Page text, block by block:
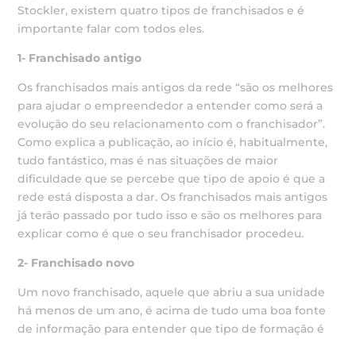
Stockler, existem quatro tipos de franchisados e é
importante falar com todos eles.
1- Franchisado antigo
Os franchisados mais antigos da rede “são os melhores
para ajudar o empreendedor a entender como será a
evolução do seu relacionamento com o franchisador”.
Como explica a publicação, ao início é, habitualmente,
tudo fantástico, mas é nas situações de maior
dificuldade que se percebe que tipo de apoio é que a
rede está disposta a dar. Os franchisados mais antigos
já terão passado por tudo isso e são os melhores para
explicar como é que o seu franchisador procedeu.
2- Franchisado novo
Um novo franchisado, aquele que abriu a sua unidade
há menos de um ano, é acima de tudo uma boa fonte
de informação para entender que tipo de formação é